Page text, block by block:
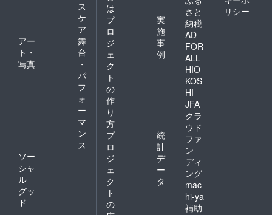
す。
ス
ケ
ア
アー
ト・
写真
舞
台
・
パ
フ
ォ
ー
マ
ン
ス
ソー
シャ
ル
グッ
ド
は
プ
ロ
ジ
ェ
ク
ト
の
作
り
方
実
施
事
例
プ
ロ
ジ
ェ
ク
ト
の
統
計
デ
ー
タ
さと
納税
AD
FOR
ALL
HIO
KOS
HI
JFA
クラ
ウド
ファ
ン
ディ
ング
mac
hi-ya
補助
リシー